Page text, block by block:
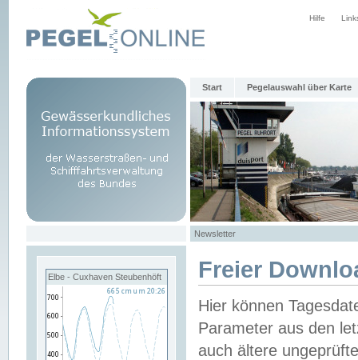
Hilfe
Start Pegelauswahl über Karte
Newsletter
Elbe - Cuxhaven Steubenhöft Freier
Hier können
Parameter aus den
auch ältere